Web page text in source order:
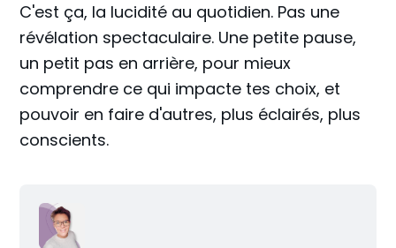
C'est ça, la lucidité au quotidien. Pas une
révélation spectaculaire. Une petite pause,
un petit pas en arrière, pour mieux
comprendre ce qui impacte tes choix, et
pouvoir en faire d'autres, plus éclairés, plus
conscients.